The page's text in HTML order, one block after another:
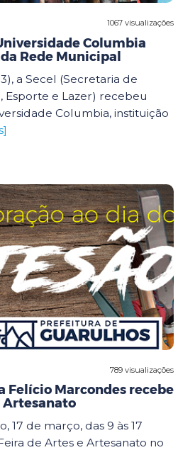
1067 visualizações
Columbia
Rede Municipal
a Secel (Secretaria de
Esporte e Lazer) recebeu
Columbia, instituição
789 visualizações
Felício Marcondes recebe
Artesanato
17 de março, das 9 às 17
de Artes e Artesanato no